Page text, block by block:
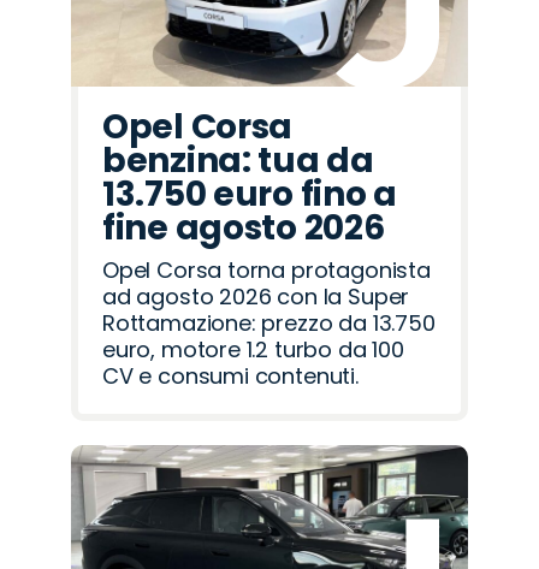
Opel Corsa
benzina: tua da
13.750 euro fino a
fine agosto 2026
Opel Corsa torna protagonista
ad agosto 2026 con la Super
Rottamazione: prezzo da 13.750
euro, motore 1.2 turbo da 100
CV e consumi contenuti.